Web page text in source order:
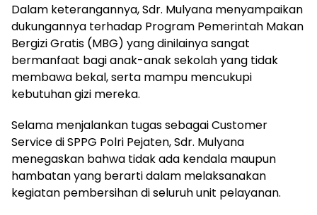
Dalam keterangannya, Sdr. Mulyana menyampaikan
dukungannya terhadap Program Pemerintah Makan
Bergizi Gratis (MBG) yang dinilainya sangat
bermanfaat bagi anak-anak sekolah yang tidak
membawa bekal, serta mampu mencukupi
kebutuhan gizi mereka.
Selama menjalankan tugas sebagai Customer
Service di SPPG Polri Pejaten, Sdr. Mulyana
menegaskan bahwa tidak ada kendala maupun
hambatan yang berarti dalam melaksanakan
kegiatan pembersihan di seluruh unit pelayanan.